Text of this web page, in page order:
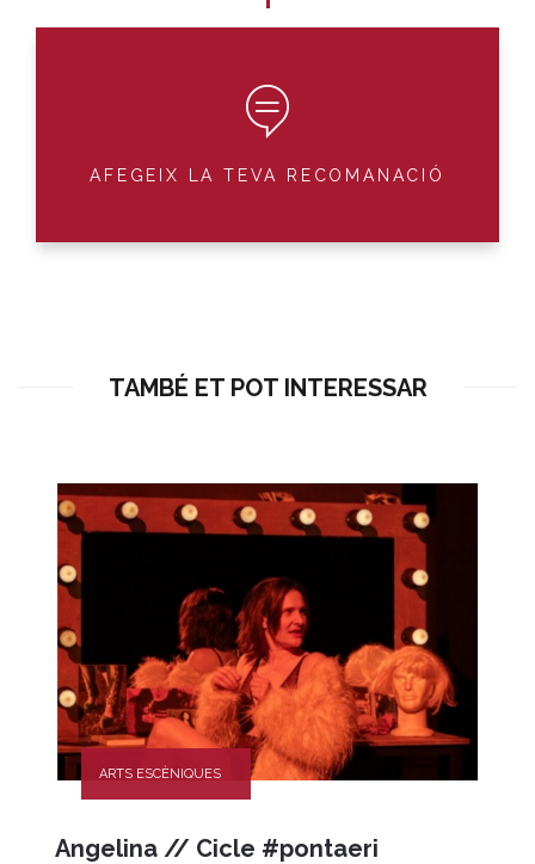
AFEGEIX LA TEVA RECOMANACIÓ
TAMBÉ ET POT INTERESSAR
ARTS ESCÈNIQUES
Angelina // Cicle #pontaeri